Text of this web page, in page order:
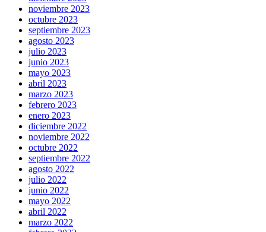
noviembre 2023
octubre 2023
septiembre 2023
agosto 2023
julio 2023
junio 2023
mayo 2023
abril 2023
marzo 2023
febrero 2023
enero 2023
diciembre 2022
noviembre 2022
octubre 2022
septiembre 2022
agosto 2022
julio 2022
junio 2022
mayo 2022
abril 2022
marzo 2022